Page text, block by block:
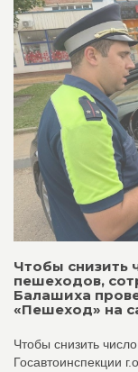
Чтобы снизить
пешеходов,
Балашиха
«Пешеход» на
Чтобы снизить
Госавтоинспекции